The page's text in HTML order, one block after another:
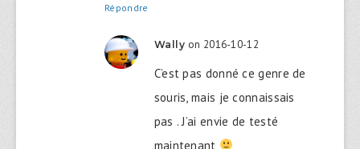
Répondre
Wally on 2016-10-12
C’est pas donné ce genre de
souris, mais je connaissais
pas . J’ai envie de testé
maintenant